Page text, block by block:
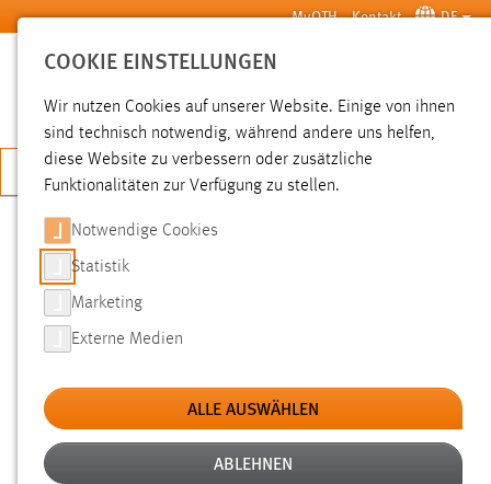
Zum Hauptinhalt springen MyOTH Kontakt DE
SUCHE
JETZT BEWERBEN
Forschung TIGER
TIGER IM ÜBERBLICK: DIGITALE
GESUNDHEITSINNOVATIONEN IM
ALPENRAUM STÄRKEN
Projekttitel
Fostering eHealth and Social Innovations as
Game Changers in Senior and Remote Care
COOKIE EINSTELLUNGEN
Wir nutzen Cookies auf unserer Website. Einige von ihnen
sind technisch notwendig, während andere uns helfen,
diese Website zu verbessern oder zusätzliche
Funktionalitäten zur Verfügung zu stellen.
Notwendige Cookies
Statistik
Marketing
Externe Medien
ALLE AUSWÄHLEN
ABLEHNEN